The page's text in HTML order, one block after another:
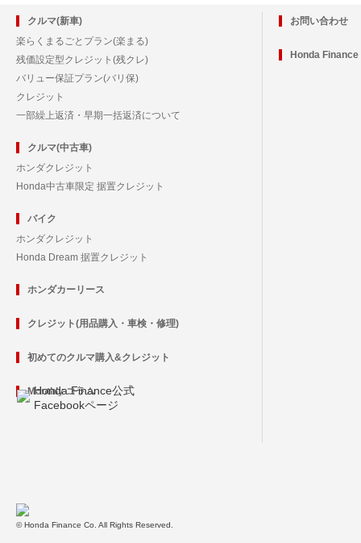
クルマ(新車)
楽らくまるごとプラン(楽まる)
残価設定型クレジット(残クレ)
バリュー保証プラン(バリ保)
クレジット
一部繰上返済・早期一括返済について
クルマ(中古車)
ホンダクレジット
Honda中古車限定 据置クレジット
バイク
ホンダクレジット
Honda Dream 据置クレジット
ホンダカーリース
クレジット(用品購入・車検・修理)
初めてのクルマ購入&クレジット
Monthly コラム
お問い合わせ
Honda Finance
Honda Finance公式
Facebookページ
© Honda Finance Co. All Rights Reserved.